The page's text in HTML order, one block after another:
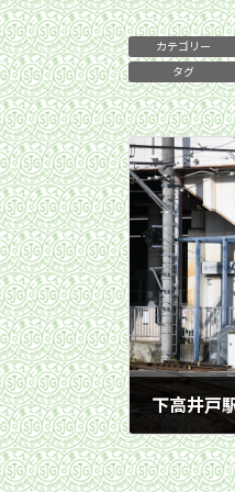
カテゴリー
タグ
2021年1月16日